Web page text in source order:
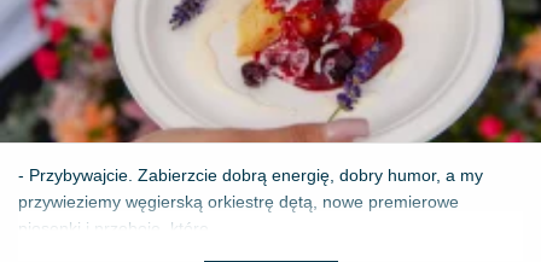
- Przybywajcie. Zabierzcie dobrą energię, dobry humor, a my
przywieziemy węgierską orkiestrę dętą, nowe premierowe
piosenki i przeboje, które ...